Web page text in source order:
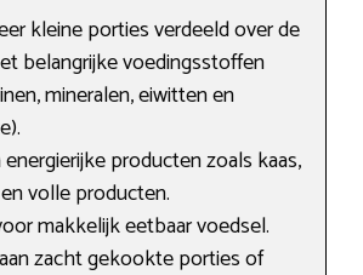
kleine porties verdeeld over de
belangrijke voedingsstoffen
mineralen, eiwitten en
producten zoals kaas,
volle producten.
makkelijk eetbaar voedsel.
zacht gekookte porties of